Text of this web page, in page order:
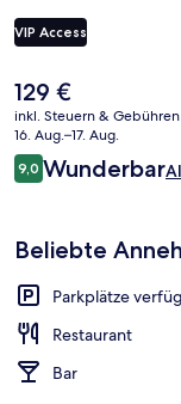
Zustand sehr gut. Die
von den öffentlichen
VIP Access
Der
aktuelle
Preis
beträgt
129 €.
129 €
inkl. Steuern & Gebühren
16. Aug.–17. Aug.
Bewertungen
9,09,0 von 10.
Wunderbar
Beliebte
Parkplätze
Restaurant
Bar